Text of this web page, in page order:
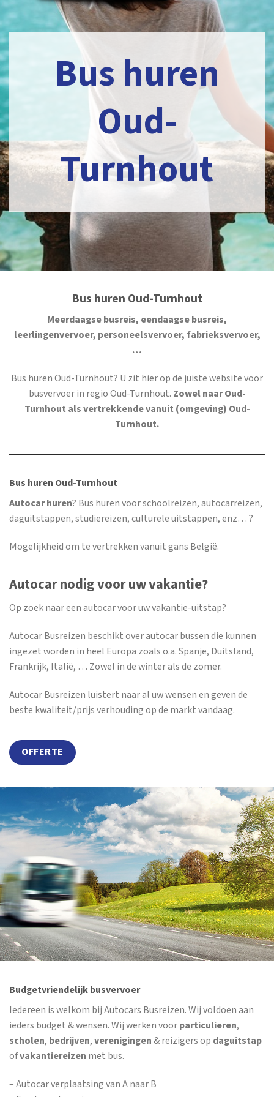
Bus huren
Oud-
Turnhout
Bus huren Oud-Turnhout
Meerdaagse busreis, eendaagse busreis,
leerlingenvervoer, personeelsvervoer, fabrieksvervoer,
…
Bus huren Oud-Turnhout? U zit hier op de juiste website voor
busvervoer in regio Oud-Turnhout. Zowel naar Oud-
Turnhout als vertrekkende vanuit (omgeving) Oud-
Turnhout.
Bus huren Oud-Turnhout
Autocar huren? Bus huren voor schoolreizen, autocarreizen,
daguitstappen, studiereizen, culturele uitstappen, enz… ?
Mogelijkheid om te vertrekken vanuit gans België.
Autocar nodig voor uw vakantie?
Op zoek naar een autocar voor uw vakantie-uitstap?
Autocar Busreizen beschikt over autocar bussen die kunnen
ingezet worden in heel Europa zoals o.a. Spanje, Duitsland,
Frankrijk, Italië, … Zowel in de winter als de zomer.
Autocar Busreizen luistert naar al uw wensen en geven de
beste kwaliteit/prijs verhouding op de markt vandaag.
OFFERTE
Budgetvriendelijk busvervoer
Iedereen is welkom bij Autocars Busreizen. Wij voldoen aan
ieders budget & wensen. Wij werken voorparticulieren,
scholen, bedrijven,verenigingen& reizigers op daguitstap
ofvakantiereizen met bus.
– Autocar verplaatsing van A naar B